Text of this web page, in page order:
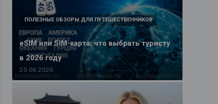
eSIM или SIM-карта: что выбрать туристу
в 2026 году
ПОЛЕЗНЫЕ ОБЗОРЫ ДЛЯ ПУТЕШЕСТВЕННИКОВ
25.06.2026